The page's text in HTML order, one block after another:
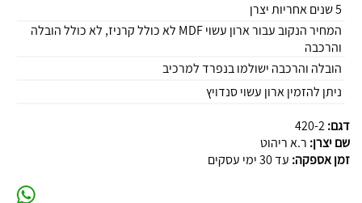
5 שנים אחריות יצרן
המחיר הנקוב עבור ארון עשוי MDF לא כולל קרניז, לא כולל הובלה
והרכבה
הובלה והרכבה ישולמו בנפרד למרכיב
ניתן להזמין ארון עשוי סנדויץ
דגם:420-2
שם יצרן: ר.א ריהוט
זמן אספקה: עד 30 ימי עסקים